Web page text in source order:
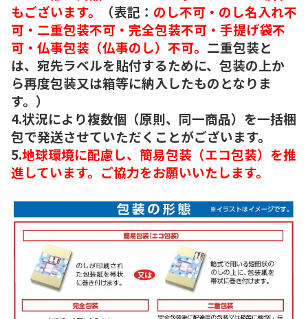
もございます。
（表記： のし不可・のし名入れ不
可・二重包装不可・完全包装不可・手提げ袋不
可・仏事包装（仏事のし）不可。 二重包装と
は、宛先ラベルを貼付するために、包装の上か
ら再度包装又は箱等に納入したものとなりま
す。）
4.状況により複数個（原則、同一商品）を一括梱
包で発送させていただくことがございます。
5.地球環境に配慮し、簡易包装（エコ包装）を推
進しています。ご協力をお願いいたします。